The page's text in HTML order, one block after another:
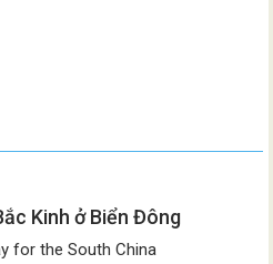
Kinh ở Biển Đông
for the South China